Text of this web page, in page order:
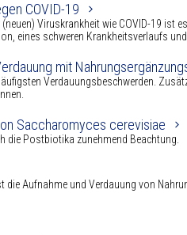
COVID-19
Viruskrankheit wie COVID-19 ist
eines schweren Krankheitsverlaufs
mit
Verdauungsbeschwerden.
Saccharomyces cerevisiae
die Postbiotika zunehmend Beachtung.
Aufnahme und Verdauung von